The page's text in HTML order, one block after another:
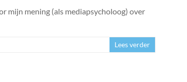
mijn mening (als mediapsycholoog) over
Lees verder